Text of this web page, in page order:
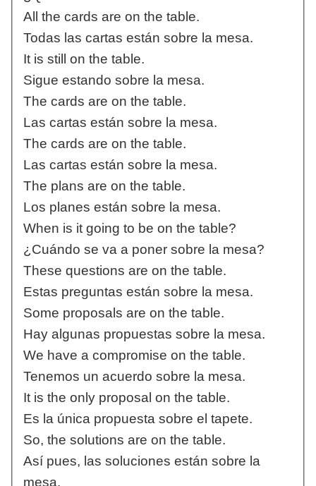
All the cards are on the table.
Todas las cartas están sobre la mesa.
It is still on the table.
Sigue estando sobre la mesa.
The cards are on the table.
Las cartas están sobre la mesa.
The cards are on the table.
Las cartas están sobre la mesa.
The plans are on the table.
Los planes están sobre la mesa.
When is it going to be on the table?
¿Cuándo se va a poner sobre la mesa?
These questions are on the table.
Estas preguntas están sobre la mesa.
Some proposals are on the table.
Hay algunas propuestas sobre la mesa.
We have a compromise on the table.
Tenemos un acuerdo sobre la mesa.
It is the only proposal on the table.
Es la única propuesta sobre el tapete.
So, the solutions are on the table.
Así pues, las soluciones están sobre la
mesa.